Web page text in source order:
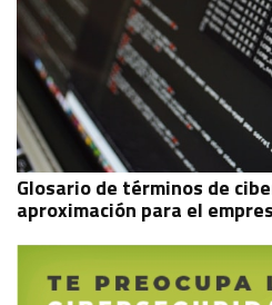
Glosario de términos de
aproximación para el